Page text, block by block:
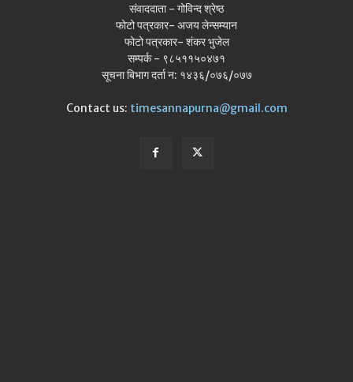
संवाददाता - गोविन्द श्रेष्ठ
फोटो पत्रकार- अजय लेन्सम्यान
फोटो पत्रकार- शंकर भुजेल
सम्पर्क - ९८५११५०४७१
सूचना बिभाग दर्ता न: १४३६/०७६/०७७
Contact us: timesannapurna@gmail.com